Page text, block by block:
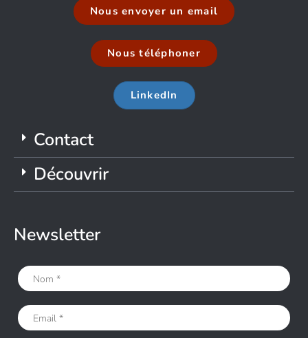
Nous envoyer un email
Nous téléphoner
LinkedIn
Contact
Découvrir
Newsletter